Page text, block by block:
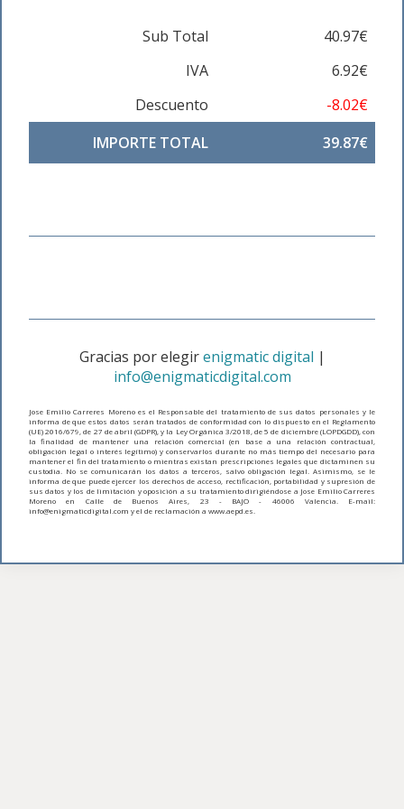
Sub Total
40.97€
IVA
6.92€
Descuento
-8.02€
IMPORTE TOTAL
39.87€
Gracias por elegirenigmatic digital |
info@enigmaticdigital.com
Jose Emilio Carreres Moreno es el Responsable del tratamiento de sus datos personales y le
informa de que estos datos serán tratados de conformidad con lo dispuesto en el Reglamento
(UE) 2016/679, de 27 de abril (GDPR), y la Ley Orgánica 3/2018, de 5 de diciembre (LOPDGDD), con
la finalidad de mantener una relación comercial (en base a una relación contractual,
obligación legal o interés legítimo) y conservarlos durante no más tiempo del necesario para
mantener el fin del tratamiento o mientras existan prescripciones legales que dictaminen su
custodia. No se comunicarán los datos a terceros, salvo obligación legal. Asimismo, se le
informa de que puede ejercer los derechos de acceso, rectificación, portabilidad y supresión de
sus datos y los de limitación y oposición a su tratamiento dirigiéndose a Jose Emilio Carreres
Moreno en Calle de Buenos Aires, 23 - BAJO - 46006 Valencia. E-mail:
info@enigmaticdigital.com y el de reclamación a www.aepd.es.